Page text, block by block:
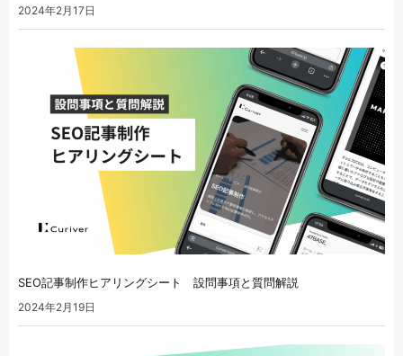
2024年2月17日
SEO記事制作ヒアリングシート 設問事項と質問解説
2024年2月19日